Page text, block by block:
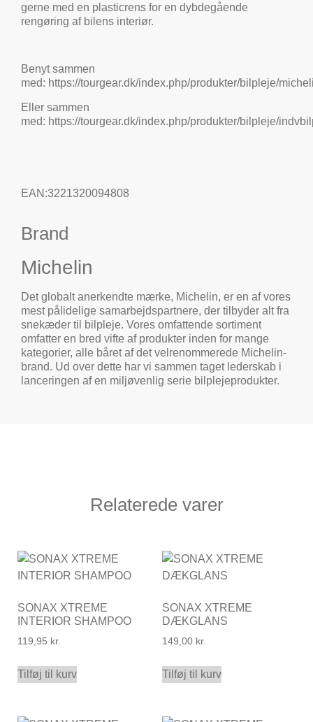
gerne med en plasticrens for en dybdegående
rengøring af bilens interiør.
Benyt sammen
med: https://tourgear.dk/index.php/produkter/bilpleje/
Eller sammen
med: https://tourgear.dk/index.php/produkter/bilpleje/
EAN:3221320094808
Brand
Michelin
Det globalt anerkendte mærke, Michelin, er en af vores
mest pålidelige samarbejdspartnere, der tilbyder alt fra
snekæder til bilpleje. Vores omfattende sortiment
omfatter en bred vifte af produkter inden for mange
kategorier, alle båret af det velrenommerede Michelin-
brand. Ud over dette har vi sammen taget lederskab i
lanceringen af en miljøvenlig serie bilplejeprodukter.
Relaterede varer
SONAX XTREME
INTERIOR SHAMPOO
119,95 kr.
Tilføj til kurv
SONAX XTREME
DÆKGLANS
149,00 kr.
Tilføj til kurv